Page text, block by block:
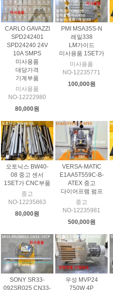
CARLO GAVAZZI
SPD242401
SPD24240 24V
10A SMPS
미사용품
대당가격
기계부품
미사용품
NO-12222980
80,000원
PMI MSA35S-N
레일338
LM가이드
미사용품 1SET가
미사용품
NO-12235771
100,000원
오토닉스 BW40-
08 중고 센서
1SET가 CNC부품
중고
NO-12235863
80,000원
VERSA-MATIC
E1AA5T559C-B-
ATEX 중고
다이어프램 펌프
중고
NO-12235981
500,000원
SONY SR33-
092SR025 CN33-
우성 MVP24
750W 4P